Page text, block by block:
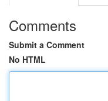
Comments
Submit a Comment
No HTML